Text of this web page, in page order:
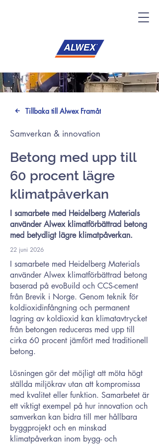
Tillbaka till Alwex Framåt
Samverkan & innovation
Betong med upp till
60 procent lägre
klimatpåverkan
I samarbete med Heidelberg Materials
använder Alwex klimatförbättrad betong
med betydligt lägre klimatpåverkan.
22 juni 2026
I samarbete med Heidelberg Materials
använder Alwex klimatförbättrad betong
baserad på evoBuild och CCS-cement
från Brevik i Norge. Genom teknik för
koldioxidinfångning och permanent
lagring av koldioxid kan klimatavtrycket
från betongen reduceras med upp till
cirka 60 procent jämfört med traditionell
betong.
Lösningen gör det möjligt att möta högt
ställda miljökrav utan att kompromissa
med kvalitet eller funktion. Samarbetet är
ett viktigt exempel på hur innovation och
samverkan kan bidra till mer hållbara
byggprojekt och en minskad
klimatpåverkan inom bygg- och